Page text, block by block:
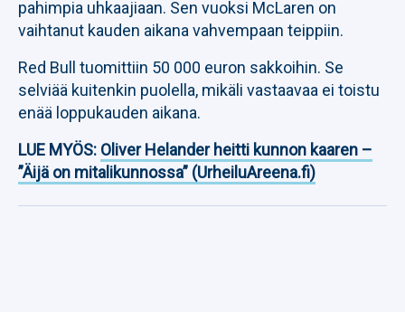
pahimpia uhkaajiaan. Sen vuoksi McLaren on
vaihtanut kauden aikana vahvempaan teippiin.
Red Bull tuomittiin 50 000 euron sakkoihin. Se
selviää kuitenkin puolella, mikäli vastaavaa ei toistu
enää loppukauden aikana.
LUE MYÖS: Oliver Helander heitti kunnon kaaren –
”Äijä on mitalikunnossa” (UrheiluAreena.fi)